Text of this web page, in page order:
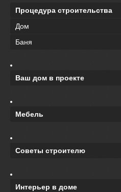
Процедура строительства
Дом
Баня
Ваш дом в проекте
Мебель
Советы строителю
Интерьер в доме